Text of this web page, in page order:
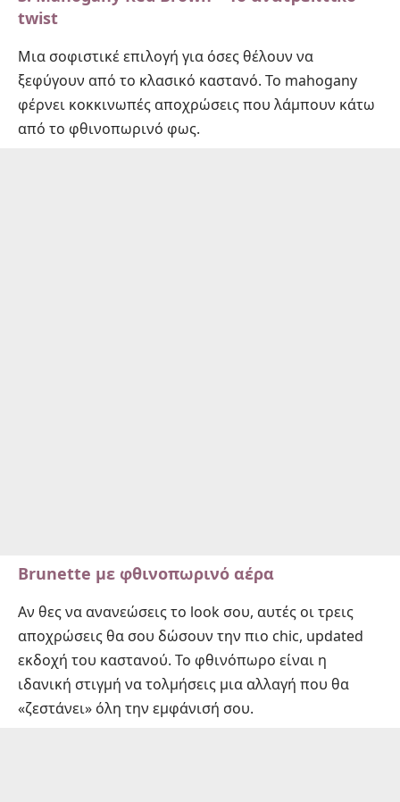
twist
Μια σοφιστικέ επιλογή για όσες θέλουν να
ξεφύγουν από το κλασικό καστανό. Το mahogany
φέρνει κοκκινωπές αποχρώσεις που λάμπουν κάτω
από το φθινοπωρινό φως.
Brunette με φθινοπωρινό αέρα
Αν θες να ανανεώσεις το look σου, αυτές οι τρεις
αποχρώσεις θα σου δώσουν την πιο chic, updated
εκδοχή του καστανού. Το φθινόπωρο είναι η
ιδανική στιγμή να τολμήσεις μια αλλαγή που θα
«ζεστάνει» όλη την εμφάνισή σου.